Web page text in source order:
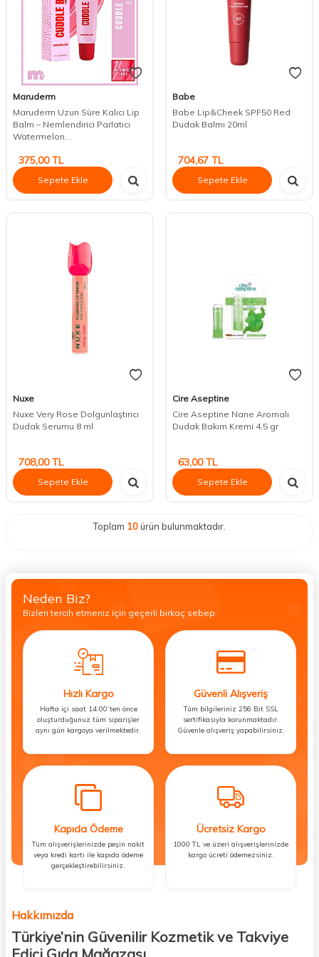
Maruderm
Maruderm Uzun Süre Kalıcı Lip
Balm – Nemlendirici Parlatıcı
Watermelon...
375,00TL
Sepete Ekle
Babe
Babe Lip&Cheek SPF50 Red
Dudak Balmı 20ml
704,67 TL
Sepete Ekle
Nuxe
Nuxe Very Rose Dolgunlaştırıcı
Dudak Serumu 8 ml
708,00TL
Sepete Ekle
Cire Aseptine
Cire Aseptine Nane Aromalı
Dudak Bakım Kremi 4,5 gr
63,00TL
Sepete Ekle
Toplam 10ürün bulunmaktadır.
Neden Biz?
Bizleri tercih etmeniz için geçerli birkaç sebep.
Hızlı Kargo
Hafta içi saat 14:00’ten önce
oluşturduğunuz tüm siparişler
aynı gün kargoya verilmektedir.
Güvenli Alışveriş
Tüm bilgileriniz 256 Bit SSL
sertifikasıyla korunmaktadır.
Güvenle alışveriş yapabilirsiniz.
Kapıda Ödeme
Tüm alışverişlerinizde peşin nakit
veya kredi kartı ile kapıda ödeme
gerçekleştirebilirsiniz.
Ücretsiz Kargo
1000 TL ve üzeri alışverişlerinizde
kargo ücreti ödemezsiniz.
Hakkımızda
Türkiye’nin Güvenilir Kozmetik ve Takviye